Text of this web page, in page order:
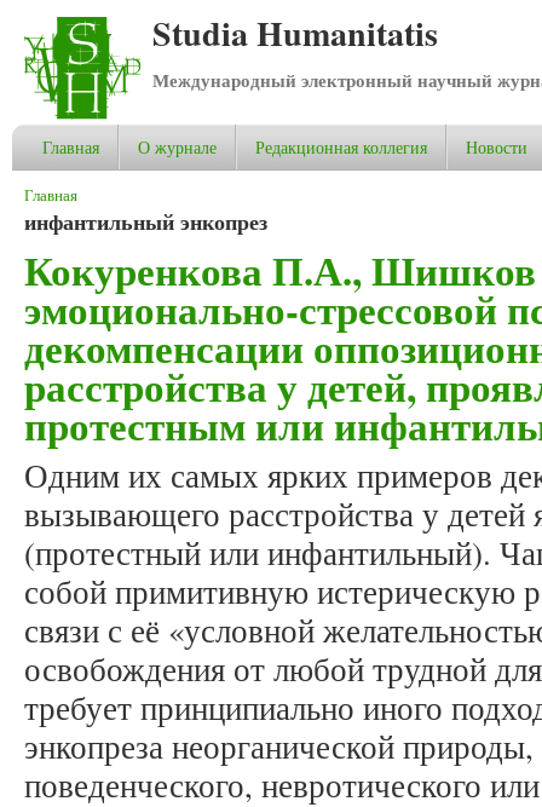
Studia Humanitatis
Международный электронный научный
Главная О журнале Редакционная коллегия Новости
Вы здесь
Главная
инфантильный энкопрез
Кокуренкова П.А.,
эмоционально-стрессовой
декомпенсации
расстройства у детей,
протестным или
Одним их самых ярких примеров
вызывающего расстройства у детей
(протестный или инфантильный).
собой примитивную истерическую
связи с её «условной
освобождения от любой трудной
требует принципиально иного
энкопреза неорганической
поведенческого, невротического